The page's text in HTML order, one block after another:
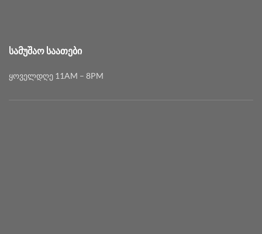
ᲡᲐᲛᲣᲨᲐᲝ ᲡᲐᲐᲗᲔᲑᲘ
ყოველდღე 11AM – 8PM